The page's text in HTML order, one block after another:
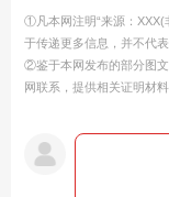
①凡本网注明“来源：XXX(
于传递更多信息，并不代
②鉴于本网发布的部分图
网联系，提供相关证明材